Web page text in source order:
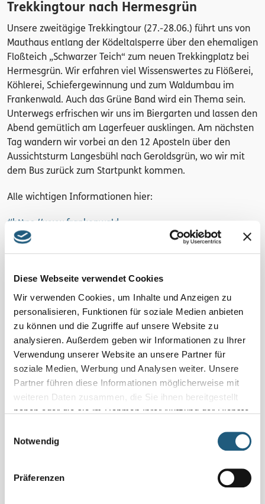
Diese Webseite verwendet Cookies
Wir verwenden Cookies, um Inhalte und Anzeigen zu
personalisieren, Funktionen für soziale Medien anbieten
zu können und die Zugriffe auf unsere Website zu
analysieren. Außerdem geben wir Informationen zu Ihrer
Verwendung unserer Website an unsere Partner für
soziale Medien, Werbung und Analysen weiter. Unsere
Partner führen diese Informationen möglicherweise mit
weiteren Daten zusammen, die Sie ihnen bereitgestellt
haben oder die sie im Rahmen Ihrer Nutzung der Dienste
Notwendig
Präferenzen
Trekkingtour nach Hermesgrün
Unsere zweitägige Trekkingtour (27.-28.06.) führt uns von
Mauthaus entlang der Ködeltalsperre über den ehemaligen
Floßteich „Schwarzer Teich“ zum neuen Trekkingplatz bei
Hermesgrün. Wir erfahren viel Wissenswertes zu Flößerei,
Köhlerei, Schiefergewinnung und zum Waldumbau im
Frankenwald. Auch das Grüne Band wird ein Thema sein.
Unterwegs erfrischen wir uns im Biergarten und lassen den
Abend gemütlich am Lagerfeuer ausklingen. Am nächsten
Tag wandern wir vorbei an den 12 Aposteln über den
Aussichtsturm Langesbühl nach Geroldsgrün, wo wir mit
dem Bus zurück zum Startpunkt kommen.
Alle wichtigen Informationen hier:
#https://www.frankenwald-
tourismus.de/willkommen/natur/gruenes-
band/erleben#/erlebnisse#
Parkplatz unterhalb der Ködeltalsperre, Mauthaus 1, 96365
Nordhalben
Termine
27.06.2025 • 11:00 Uhr
Veranstaltung verpasst?
Schauen Sie unter„Naturpark-Erlebnisse und -Angebote“
Familie, Freundinnen und Freunde oder Ihr Kollegium